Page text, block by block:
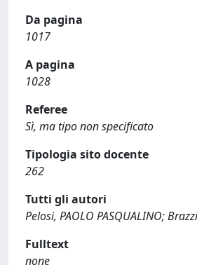
Da pagina
1017
A pagina
1028
Referee
Sì, ma tipo non specificato
Tipologia sito docente
262
Tutti gli autori
Pelosi, PAOLO PASQUALINO;
Fulltext
none